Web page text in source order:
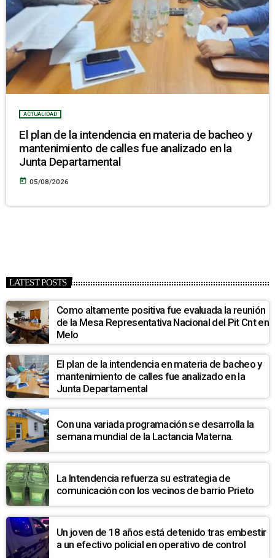
ACTUALIDAD
El plan de la intendencia en materia de bacheo y
mantenimiento de calles fue analizado en la
Junta Departamental
today 05/08/2026
LATEST POSTS
Como altamente positiva fue evaluada la reunión
de la Mesa Representativa Nacional del Pit Cnt en
Melo
El plan de la intendencia en materia de bacheo y
mantenimiento de calles fue analizado en la
Junta Departamental
Con una variada programación se desarrolla la
semana mundial de la Lactancia Materna.
La Intendencia refuerza su estrategia de
comunicación con los vecinos de barrio Prieto
Un joven de 18 años está detenido tras embestir
a un efectivo policial en operativo de control